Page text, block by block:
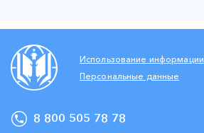
Использование информации
Персональные данные
8 800 505 78 78